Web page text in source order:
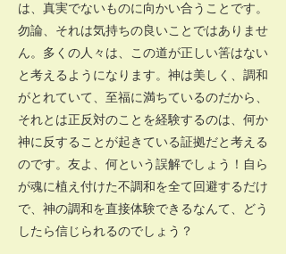
は、真実でないものに向かい合うことです。
勿論、それは気持ちの良いことではありませ
ん。多くの人々は、この道が正しい筈はない
と考えるようになります。神は美しく、調和
がとれていて、至福に満ちているのだから、
それとは正反対のことを経験するのは、何か
神に反することが起きている証拠だと考える
のです。友よ、何という誤解でしょう！自ら
が魂に植え付けた不調和を全て回避するだけ
で、神の調和を直接体験できるなんて、どう
したら信じられるのでしょう？